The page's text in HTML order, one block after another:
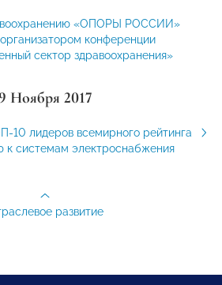
«ОПОРЫ РОССИИ»
конференции
сектор здравоохранения»
Ноября 2017
10 лидеров всемирного рейтинга
к системам электроснабжения
развитие